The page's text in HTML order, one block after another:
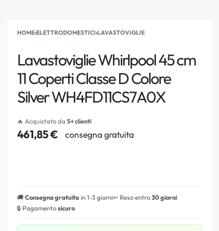
HOME›ELETTRODOMESTICI›LAVASTOVIGLIE
Lavastoviglie Whirlpool 45 cm
11 Coperti Classe D Colore
Silver WH4FD11CS7A0X
🔥 Acquistato da 5+ clienti
461,85€ consegna gratuita
🚚Consegna gratuita in 1-3 giorni↩️ Reso entro30 giorni
🔒 Pagamentosicuro